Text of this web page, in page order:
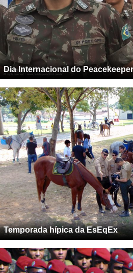
Dia Internacional do
Temporada hípica da EsEqEx